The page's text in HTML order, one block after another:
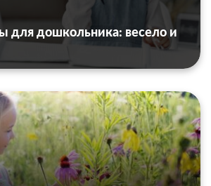
для дошкольника: весело и